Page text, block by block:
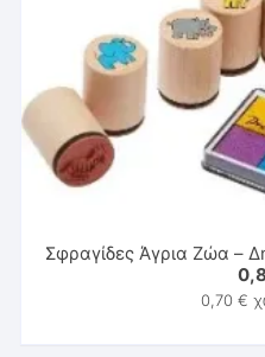
Σφραγίδες Άγρια Ζώα –
0,70 €